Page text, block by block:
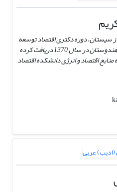
کریم متولد 1337 از سیستان، دوره دکتری اقتصاد توسعه
کشاورزی خود را از دانشگاه بنارس هندوستان در سال 1370 دریافت کرده
اقتصاد و انرژی دانشکده اقتصاد